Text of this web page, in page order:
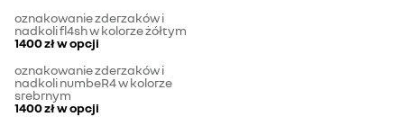
oznakowanie zderzaków i
nadkoli fl4sh w kolorze żółtym
1400 złw opcji
oznakowanie zderzaków i
nadkoli numbeR4 w kolorze
srebrnym
1400 złw opcji